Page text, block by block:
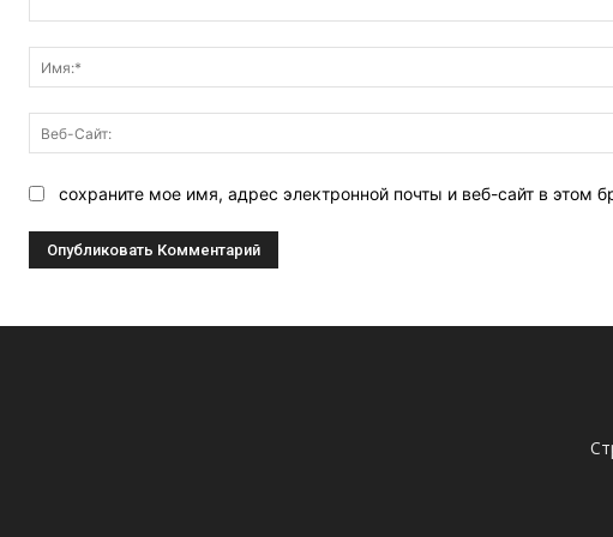
сохраните мое имя, адрес электронной почты и веб-сайт в этом